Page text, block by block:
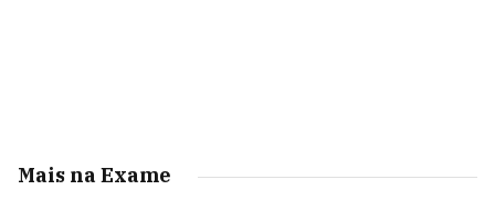
Mais na Exame